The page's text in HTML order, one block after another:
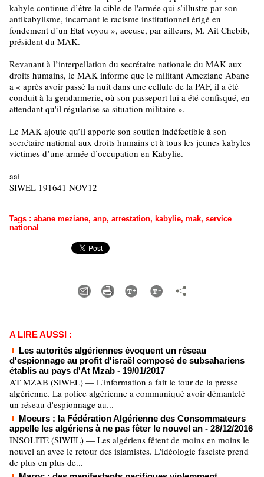
kabyle continue d’être la cible de l'armée qui s’illustre par son
antikabylisme, incarnant le racisme institutionnel érigé en
fondement d’un Etat voyou », accuse, par ailleurs, M. Ait Chebib,
président du MAK.
Revanant à l’interpellation du secrétaire nationale du MAK aux
droits humains, le MAK informe que le militant Ameziane Abane
a « après avoir passé la nuit dans une cellule de la PAF, il a été
conduit à la gendarmerie, où son passeport lui a été confisqué, en
attendant qu'il régularise sa situation militaire ».
Le MAK ajoute qu’il apporte son soutien indéfectible à son
secrétaire national aux droits humains et à tous les jeunes kabyles
victimes d’une armée d’occupation en Kabylie.
aai
SIWEL 191641 NOV12
Tags : abane meziane, anp, arrestation, kabylie, mak, service
national
A LIRE AUSSI :
Les autorités algériennes évoquent un réseau
d'espionnage au profit d'israël composé de subsahariens
établis au pays d'At Mzab - 19/01/2017
AT MZAB (SIWEL) — L'information a fait le tour de la presse
algérienne. La police algérienne a communiqué avoir démantelé
un réseau d'espionnage au...
Moeurs : la Fédération Algérienne des Consommateurs
appelle les algériens à ne pas fêter le nouvel an - 28/12/2016
INSOLITE (SIWEL) — Les algériens fêtent de moins en moins le
nouvel an avec le retour des islamistes. L'idéologie fasciste prend
de plus en plus de...